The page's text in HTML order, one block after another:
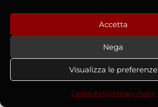
Accetta
Nega
Visualizza le preferenze
Cookie PolicyPrivacy Policy
La Canzone dei Morti
Il Flagello degli Eretici
RISORSE